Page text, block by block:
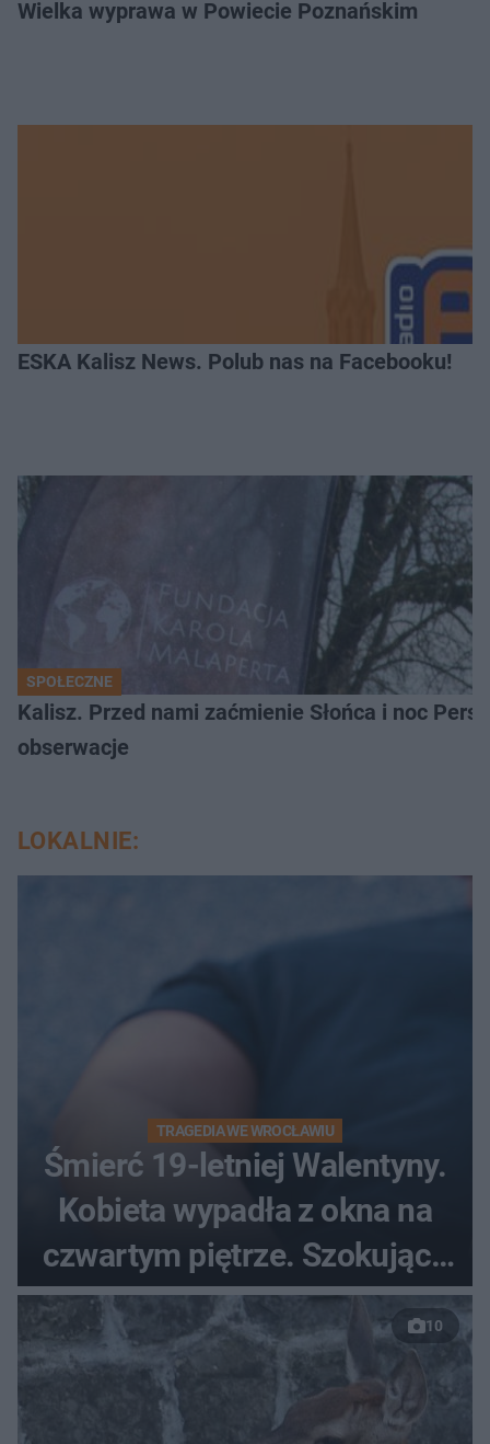
Wielka wyprawa w Powiecie Poznańskim
ESKA Kalisz News. Polub nas na Facebooku!
SPOŁECZNE
Kalisz. Przed nami zaćmienie Słońca i noc
obserwacje
LOKALNIE:
TRAGEDIA WE WROCŁAWIU
Śmierć 19-letniej Walentyny.
Kobieta wypadła z okna na
czwartym piętrze. Szokujące
nagranie trafiło do sieci
10